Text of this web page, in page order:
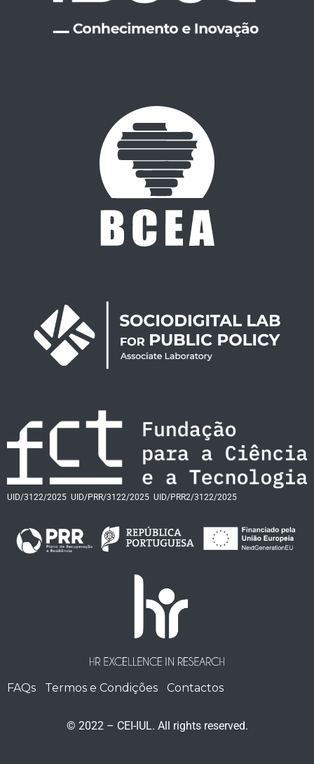
UID/3122/2025 UID/PRR/3122/2025 UID/PRR2/3122/2025
FAQs Termos e Condições Contactos
© 2022 – CEI-IUL. All rights reserved.